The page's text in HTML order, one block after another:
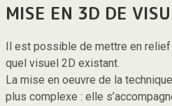
MISE EN 3D DE
Il est possible de mettre en
quel visuel 2D existant.
La mise en oeuvre de la
plus complexe : elle